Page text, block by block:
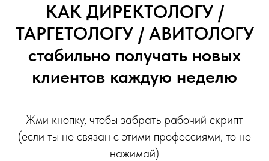
КАК ДИРЕКТОЛОГУ /
ТАРГЕТОЛОГУ / АВИТОЛОГУ
стабильно получать новых
клиентов каждую неделю
Жми кнопку, чтобы забрать рабочий скрипт
(если ты не связан с этими профессиями, то не
нажимай)